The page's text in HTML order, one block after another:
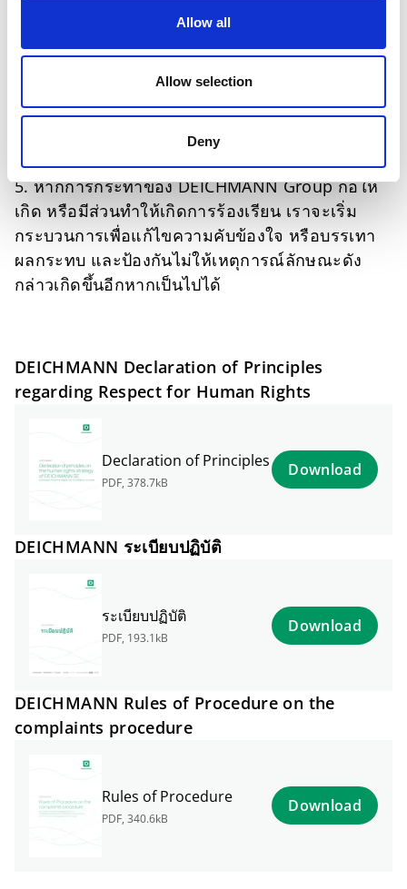
Allow all
Allow selection
Deny
โดย DEICHMANN จะเป็นผู้รับผิดชอบค่าใช้จ่ายใน
4. การร้องเรียนจะสามารถแก้ไขเยียวยาได้ด้วยการ
ตกลงร่วมกันระหว่างฝ่ายต่างๆ ที่เกี่ยวข้อง แต่หาก
ไม่สามารถตกลงกันได้ DEICHMANN ขอสงวนสิทธิ์
ในการตัดสินผลการร้องเรียนด้วยตัวเอง หลังจาก
การพิจารณาอย่างละเอียดรอบคอบแล้ว
5. หากการกระทำของ DEICHMANN Group ก่อให้
เกิด หรือมีส่วนทำให้เกิดการร้องเรียน เราจะเริ่ม
กระบวนการเพื่อแก้ไขความคับข้องใจ หรือบรรเทา
ผลกระทบ และป้องกันไม่ให้เหตุการณ์ลักษณะดัง
กล่าวเกิดขึ้นอีกหากเป็นไปได้
DEICHMANN Declaration of Principles
regarding Respect for Human Rights
Declaration of Principles
PDF, 378.7kB
Download
DEICHMANN ระเบียบปฏิบัติ
ระเบียบปฏิบัติ
PDF, 193.1kB
Download
DEICHMANN Rules of Procedure on the
complaints procedure
Rules of Procedure
PDF, 340.6kB
Download